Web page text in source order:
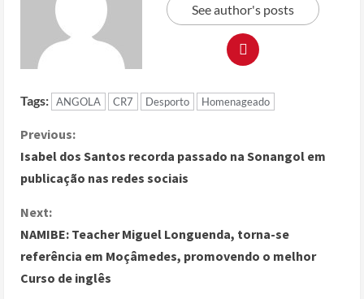
See author's posts
Tags: ANGOLA CR7 Desporto Homenageado
Previous:
Isabel dos Santos recorda passado na Sonangol em
publicação nas redes sociais
Next:
NAMIBE: Teacher Miguel Longuenda, torna-se
referência em Moçâmedes, promovendo o melhor
Curso de inglês